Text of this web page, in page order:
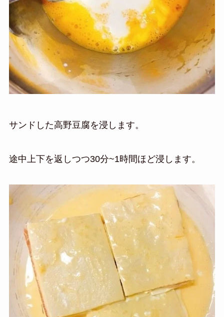
サンドした高野豆腐を浸します。
途中上下を返しつつ30分~1時間ほど浸します。